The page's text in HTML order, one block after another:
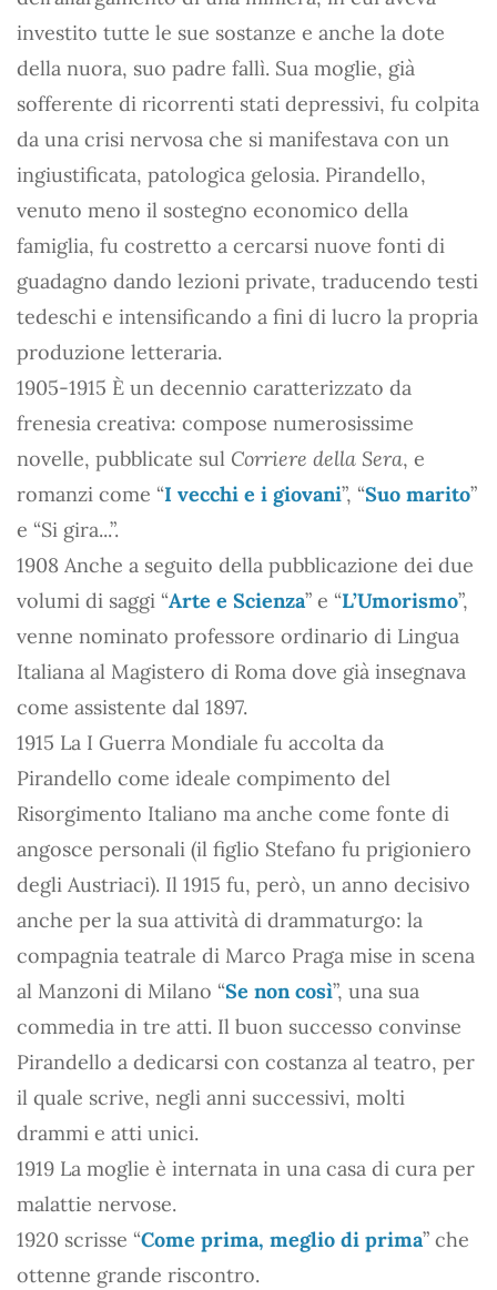
investito tutte le sue sostanze e anche la dote
della nuora, suo padre fallì. Sua moglie, già
sofferente di ricorrenti stati depressivi, fu colpita
da una crisi nervosa che si manifestava con un
ingiustificata, patologica gelosia. Pirandello,
venuto meno il sostegno economico della
famiglia, fu costretto a cercarsi nuove fonti di
guadagno dando lezioni private, traducendo testi
tedeschi e intensificando a fini di lucro la propria
produzione letteraria.
1905-1915 È un decennio caratterizzato da
frenesia creativa: compose numerosissime
novelle, pubblicate sul Corriere della Sera, e
romanzi come “I vecchi e i giovani”, “Suo marito”
e “Si gira...”.
1908 Anche a seguito della pubblicazione dei due
volumi di saggi “Arte e Scienza” e “L’Umorismo”,
venne nominato professore ordinario di Lingua
Italiana al Magistero di Roma dove già insegnava
come assistente dal 1897.
1915 La I Guerra Mondiale fu accolta da
Pirandello come ideale compimento del
Risorgimento Italiano ma anche come fonte di
angosce personali (il figlio Stefano fu prigioniero
degli Austriaci). Il 1915 fu, però, un anno decisivo
anche per la sua attività di drammaturgo: la
compagnia teatrale di Marco Praga mise in scena
al Manzoni di Milano “Se non così”, una sua
commedia in tre atti. Il buon successo convinse
Pirandello a dedicarsi con costanza al teatro, per
il quale scrive, negli anni successivi, molti
drammi e atti unici.
1919 La moglie è internata in una casa di cura per
malattie nervose.
1920 scrisse “Come prima, meglio di prima” che
ottenne grande riscontro.